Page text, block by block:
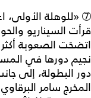
➆ «للوهلة الأولى،
قرأت السيناريو
اتضحَت الصعوبة
نجيم دورها في
دور البطولة، إلى
المخرج سامر